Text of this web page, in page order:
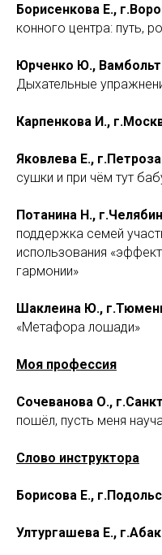
Борисенкова Е.,
конного центра: путь,
Юрченко Ю., Вамбольт
Дыхательные
Карпенкова И.,
Яковлева Е.,
сушки и при чём тут
Потанина Н.,
поддержка семей
использования
гармонии»
Шаклеина Ю.,
«Метафора лошади»
Моя профессия
Сочеванова О.,
пошёл, пусть меня
Слово инструктора
Борисова Е.,
Ултургашева Е.,